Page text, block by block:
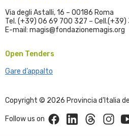
Via degli Astalli, 16 – 00186 Roma
Tel. (+39) 06 69 700 327 –
E-mail: magis@fondazionemagis.org
Open Tenders
Gare d’appalto
Copyright © 2026 Provincia d’Italia
Follow us on FacebookLinkedinThreads